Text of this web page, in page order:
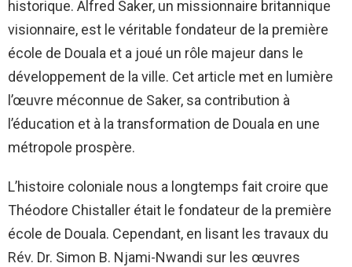
historique. Alfred Saker, un missionnaire britannique
visionnaire, est le véritable fondateur de la première
école de Douala et a joué un rôle majeur dans le
développement de la ville. Cet article met en lumière
l’œuvre méconnue de Saker, sa contribution à
l’éducation et à la transformation de Douala en une
métropole prospère.
L’histoire coloniale nous a longtemps fait croire que
Théodore Chistaller était le fondateur de la première
école de Douala. Cependant, en lisant les travaux du
Rév. Dr. Simon B. Njami-Nwandi sur les œuvres